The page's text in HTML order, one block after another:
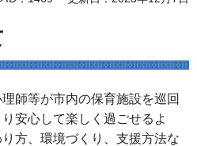
師等が市内の保育施設を巡回
安心して楽しく過ごせるよ
方、環境づくり、支援方法な